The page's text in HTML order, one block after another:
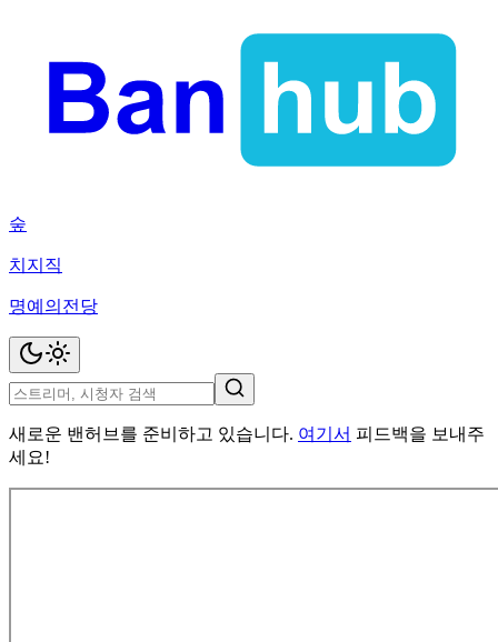
숲
치지직
명예의전당
새로운 밴허브를 준비하고 있습니다. 여기서 피드백을 보내주
세요!